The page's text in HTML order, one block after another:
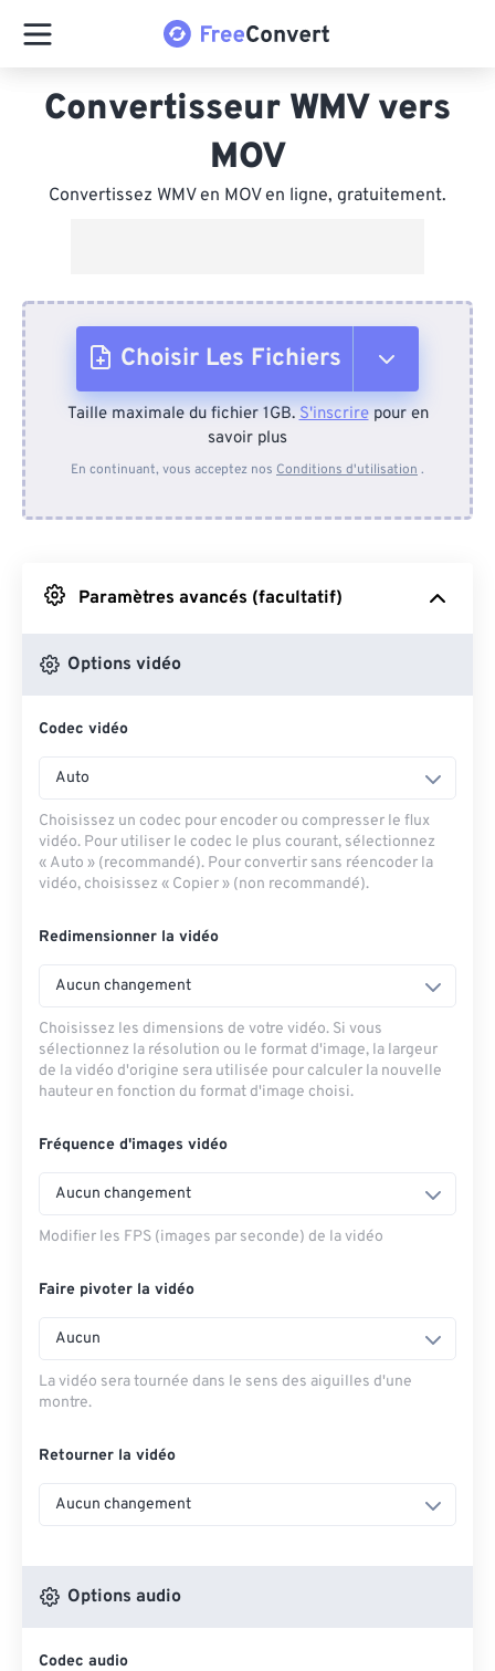
Convertisseur WMV vers
MOV
Convertissez WMV en MOV en ligne, gratuitement.
Choisir Les Fichiers
Depuis l'appareil
Depuis Google Drive
Depuis OneDrive
Taille maximale du fichier 1GB.S'inscrirepour en
savoir plus
En continuant, vous acceptez nos Conditions d'utilisation .
Paramètres avancés (facultatif)
Options vidéo
Codec vidéo
Auto
Choisissez un codec pour encoder ou compresser le flux
vidéo. Pour utiliser le codec le plus courant, sélectionnez
« Auto » (recommandé). Pour convertir sans réencoder la
vidéo, choisissez « Copier » (non recommandé).
Redimensionner la vidéo
Aucun changement
Choisissez les dimensions de votre vidéo. Si vous
sélectionnez la résolution ou le format d'image, la largeur
de la vidéo d'origine sera utilisée pour calculer la nouvelle
hauteur en fonction du format d'image choisi.
Fréquence d'images vidéo
Aucun changement
Modifier les FPS (images par seconde) de la vidéo
Faire pivoter la vidéo
Aucun
La vidéo sera tournée dans le sens des aiguilles d'une
montre.
Retourner la vidéo
Aucun changement
Options audio
Codec audio